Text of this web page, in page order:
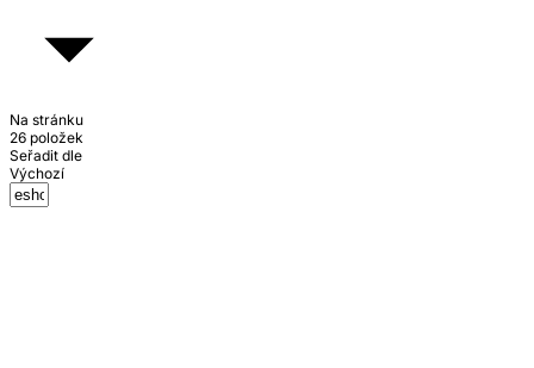
Na stránku
26 položek
Seřadit dle
Výchozí